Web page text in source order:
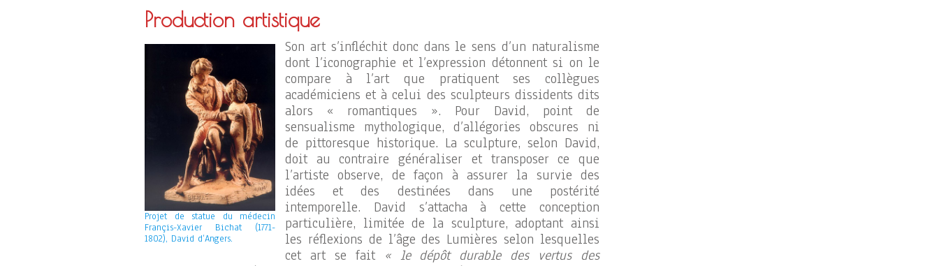
Production artistique
Projet de statue du médecin
Françis-Xavier Bichat (1771-
1802), David d’Angers.
Son art s’infléchit donc dans le sens d’un naturalisme
dont l’iconographie et l’expression détonnent si on le
compare à l’art que pratiquent ses collègues
académiciens et à celui des sculpteurs dissidents dits
alors « romantiques ». Pour David, point de
sensualisme mythologique, d’allégories obscures ni
de pittoresque historique. La sculpture, selon David,
doit au contraire généraliser et transposer ce que
l’artiste observe, de façon à assurer la survie des
idées et des destinées dans une postérité
intemporelle. David s’attacha à cette conception
particulière, limitée de la sculpture, adoptant ainsi
les réflexions de l’âge des Lumières selon lesquelles
cet art se fait « le dépôt durable des vertus des